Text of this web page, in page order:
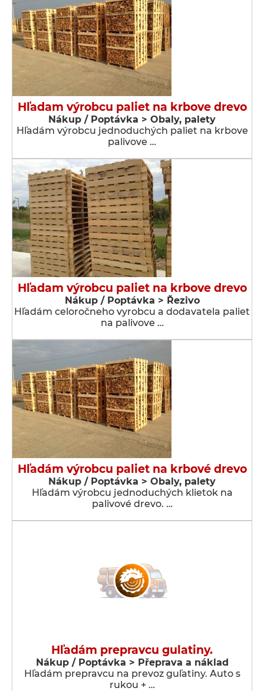
Hľadam výrobcu paliet na krbove drevo
Nákup / Poptávka > Obaly, palety
Hľadám výrobcu jednoduchých paliet na krbove
palivove …
Hľadam výrobcu paliet na krbove drevo
Nákup / Poptávka > Řezivo
Hľadám celoročneho vyrobcu a dodavatela paliet
na palivove …
Hľadám výrobcu paliet na krbové drevo
Nákup / Poptávka > Obaly, palety
Hľadám výrobcu jednoduchých klietok na
palivové drevo. …
Hľadám prepravcu gulatiny.
Nákup / Poptávka > Přeprava a náklad
Hľadám prepravcu na prevoz guľatiny. Auto s
rukou + …